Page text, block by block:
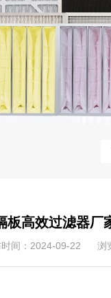
板高效过滤器厂
时间：2024-09-22 浏